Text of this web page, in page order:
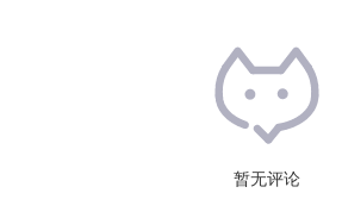
暂无评论